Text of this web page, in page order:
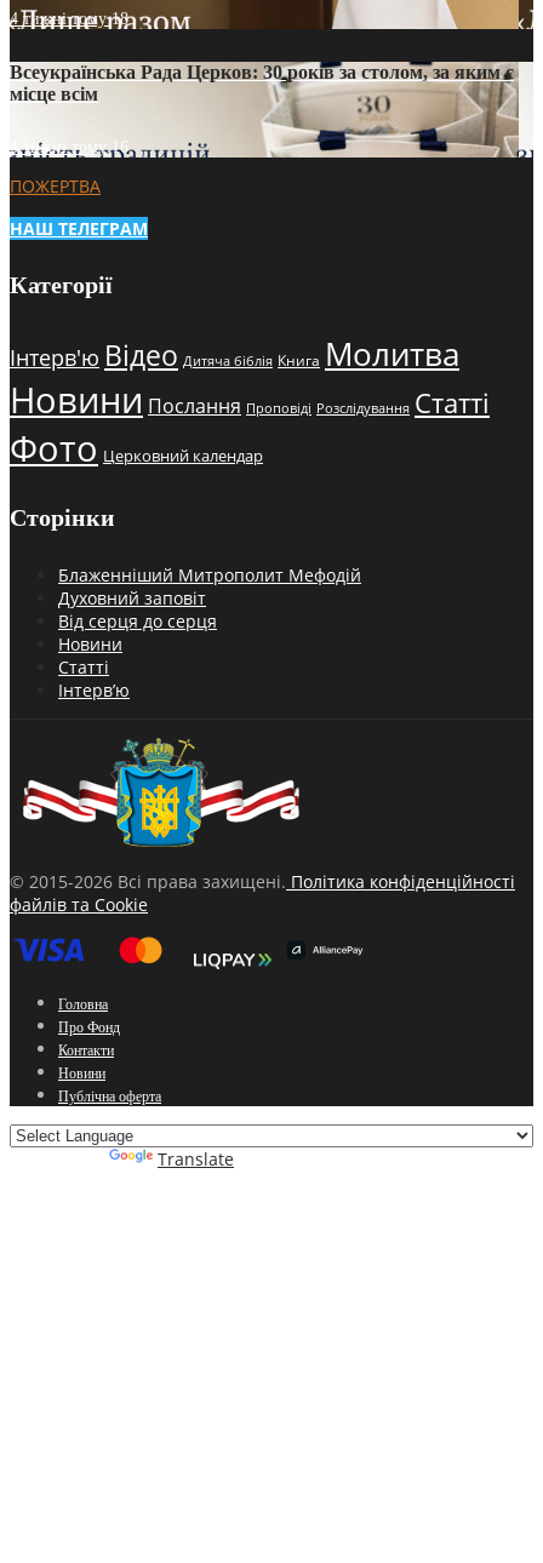
4 тижні тому18
Всеукраїнська Рада Церков: 30 років за столом, за яким є
місце всім
4 тижні тому16
ПОЖЕРТВА
НАШ ТЕЛЕГРАМ
Категорії
Інтерв'ю Відео Дитяча біблія Книга Молитва
Новини Послання Проповіді Розслідування Статті
Фото Церковний календар
Сторінки
Блаженніший Митрополит Мефодій
Духовний заповіт
Від серця до серця
Новини
Статті
Інтерв’ю
© 2015-2026 Всі права захищені. Політика конфіденційності
файлів та Cookie
Головна
Про Фонд
Контакти
Новини
Публічна оферта
Translate